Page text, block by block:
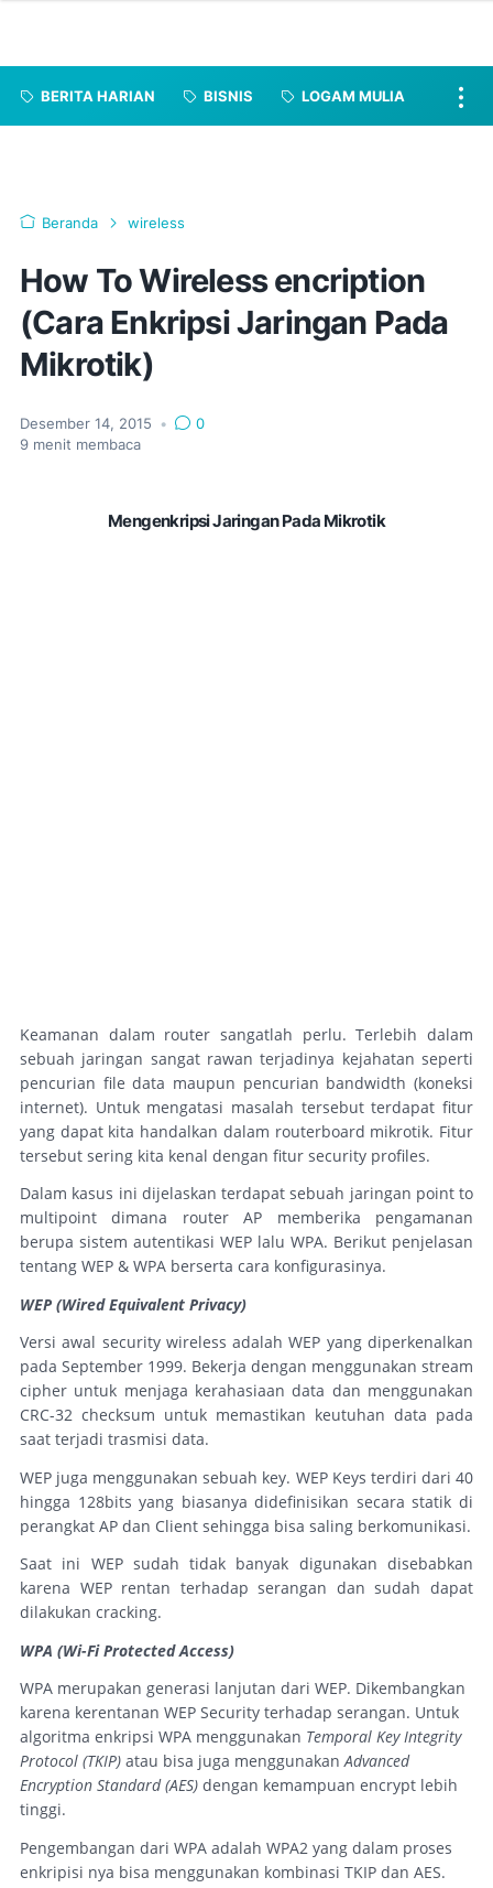
BERITA HARIAN BISNIS LOGAM MULIA
Beranda wireless
How To Wireless encription
(Cara Enkripsi Jaringan Pada
Mikrotik)
Desember 14, 2015 •
0
9 menit membaca
Mengenkripsi Jaringan Pada Mikrotik
Keamanan dalam router sangatlah perlu. Terlebih dalam
sebuah jaringan sangat rawan terjadinya kejahatan seperti
pencurian file data maupun pencurian bandwidth (koneksi
internet). Untuk mengatasi masalah tersebut terdapat fitur
yang dapat kita handalkan dalam routerboard mikrotik. Fitur
tersebut sering kita kenal dengan fitur security profiles.
Dalam kasus ini dijelaskan terdapat sebuah jaringan point to
multipoint dimana router AP memberika pengamanan
berupa sistem autentikasi WEP lalu WPA. Berikut penjelasan
tentang WEP & WPA berserta cara konfigurasinya.
WEP (Wired Equivalent Privacy)
Versi awal security wireless adalah WEP yang diperkenalkan
pada September 1999. Bekerja dengan menggunakan stream
cipher untuk menjaga kerahasiaan data dan menggunakan
CRC-32 checksum untuk memastikan keutuhan data pada
saat terjadi trasmisi data.
WEP juga menggunakan sebuah key. WEP Keys terdiri dari 40
hingga 128bits yang biasanya didefinisikan secara statik di
perangkat AP dan Client sehingga bisa saling berkomunikasi.
Saat ini WEP sudah tidak banyak digunakan disebabkan
karena WEP rentan terhadap serangan dan sudah dapat
dilakukan cracking.
WPA (Wi-Fi Protected Access)
WPA merupakan generasi lanjutan dari WEP. Dikembangkan
karena kerentanan WEP Security terhadap serangan. Untuk
algoritma enkripsi WPA menggunakan Temporal Key Integrity
Protocol (TKIP) atau bisa juga menggunakanAdvanced
Encryption Standard (AES) dengan kemampuan encrypt lebih
tinggi.
Pengembangan dari WPA adalah WPA2 yang dalam proses
enkripisi nya bisa menggunakan kombinasi TKIP dan AES.